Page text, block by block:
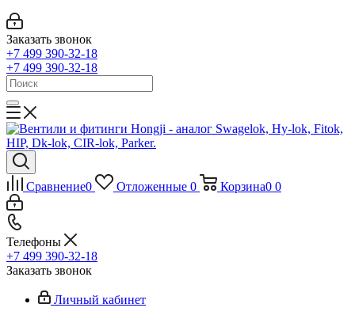
Заказать звонок
+7 499 390-32-18
+7 499 390-32-18
Сравнение0 Отложенные 0 Корзина0 0
Телефоны
+7 499 390-32-18
Заказать звонок
Личный кабинет